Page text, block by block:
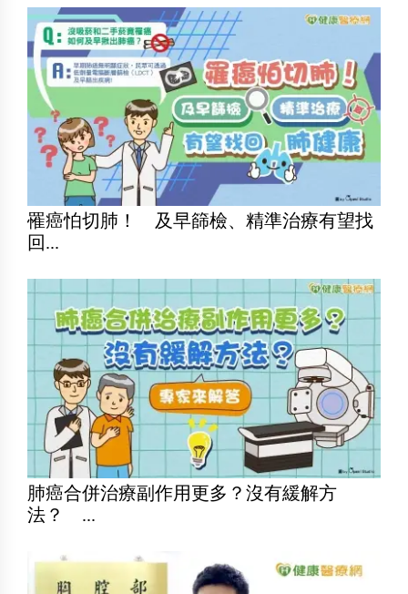
罹癌怕切肺！ 及早篩檢、精準治療有望找
回...
肺癌合併治療副作用更多？沒有緩解方
法？ ...